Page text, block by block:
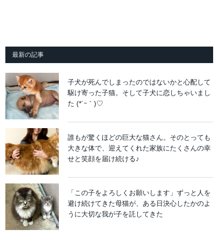
最新の記事
子犬が死んでしまったのではないかと心配して
駆け寄った子猫。そして子犬に恋しちゃいまし
た (*´ｰ｀)♡
誰もが驚くほどの巨大な猫さん。そのとっても
大きな体で、迎えてくれた家族にたくさんの幸
せと笑顔を届け続ける♪
「この子をよろしくお願いします」ずっと人を
避け続けてきた母猫が、ある日決心したかのよ
うに大切な我が子を託してきた